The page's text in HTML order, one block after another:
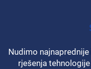
Nudimo
rješenja